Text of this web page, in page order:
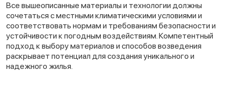
Все вышеописанные материалы и технологии должны
сочетаться с местными климатическими условиями и
соответствовать нормам и требованиям безопасности и
устойчивости к погодным воздействиям. Компетентный
подход к выбору материалов и способов возведения
раскрывает потенциал для создания уникального и
надежного жилья.